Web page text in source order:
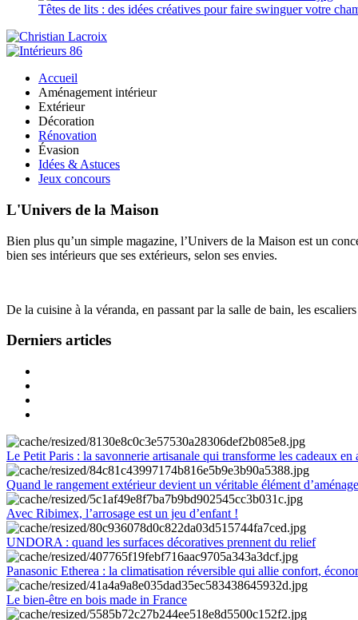
Têtes de lits : des idées créatives pour faire swinguer votre
Accueil
Aménagement intérieur
Extérieur
Décoration
Rénovation
Évasion
Idées & Astuces
Jeux concours
L'Univers de la Maison
Bien plus qu’un simple magazine, l’Univers de la Maison est un
bien ses intérieurs que ses extérieurs, selon ses envies.
De la cuisine à la véranda, en passant par la salle de bain, les
Derniers articles
Le Petit Paris : la savonnerie artisanale qui transforme les cadeaux en
Quand le rangement extérieur devient un véritable élément
Avec Ribimex, l’arrosage est un jeu d’enfant !
UNDORA : quand les surfaces décoratives prennent du relief
Panasonic Etherea : la climatisation réversible qui allie confort,
Le bien-être en bois made in France